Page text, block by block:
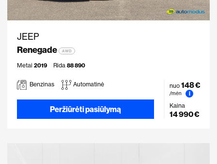
JEEP
Renegade
AWD
Metai 2019 Rida 88 890
Benzinas Automatinė
Peržiūrėti pasiūlymą
nuo 148 €
/mėn
i
Kaina
14 990 €